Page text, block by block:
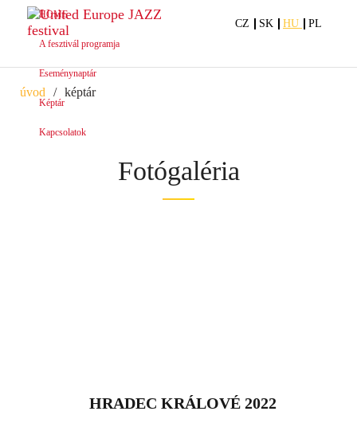
CZ SK HU PL
HOME
A fesztivál programja
Eseménynaptár
Képtár
Kapcsolatok
úvod képtár
Fotógaléria
HRADEC KRÁLOVÉ 2022